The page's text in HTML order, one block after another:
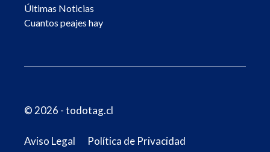
Últimas Noticias
Cuantos peajes hay
© 2026 - todotag.cl
Aviso Legal
Política de Privacidad